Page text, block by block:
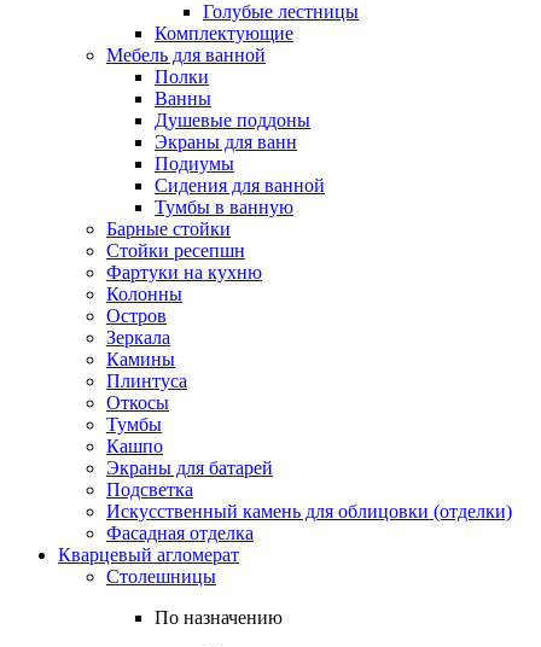
Голубые лестницы
Комплектующие
Мебель для ванной
Полки
Ванны
Душевые поддоны
Экраны для ванн
Подиумы
Сидения для ванной
Тумбы в ванную
Барные стойки
Стойки ресепшн
Фартуки на кухню
Колонны
Остров
Зеркала
Камины
Плинтуса
Откосы
Тумбы
Кашпо
Экраны для батарей
Подсветка
Искусственный камень для облицовки (отделки)
Фасадная отделка
Кварцевый агломерат
Столешницы
По назначению